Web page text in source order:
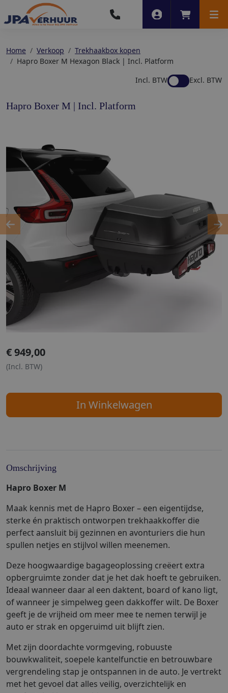
Account
Home Verkoop
Trekhaakbox kopen
Hapro Boxer M Hexagon Black | Incl. Platform
Incl. BTW
Excl. BTW
Hapro Boxer M | Incl. Platform
€949,00
(Incl. BTW)
In Winkelwagen
Previous
Omschrijving
Hapro Boxer M
Maak kennis met de Hapro Boxer – een eigentijdse,
sterke én praktisch ontworpen trekhaakkoffer die
perfect aansluit bij gezinnen en avonturiers die hun
spullen netjes en stijlvol willen meenemen.
Deze hoogwaardige bagageoplossing creëert extra
opbergruimte zonder dat je het dak hoeft te gebruiken.
Ideaal wanneer daar al een daktent, board of kano ligt,
of wanneer je simpelweg geen dakkoffer wilt. De Boxer
geeft je de vrijheid om meer mee te nemen terwijl je
auto er strak en opgeruimd uit blijft zien.
Met zijn doordachte vormgeving, robuuste
bouwkwaliteit, soepele kantelfunctie en betrouwbare
vergrendeling stap je ontspannen in de auto. Je vertrekt
met het gevoel dat alles veilig, overzichtelijk en